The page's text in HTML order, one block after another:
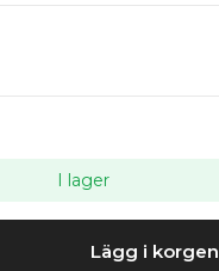
I lager
Lägg i korgen